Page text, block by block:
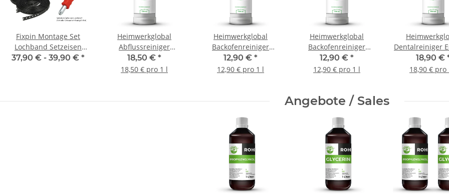
Fixpin Montage Set
Lochband Setzeisen
200 Fixpin 4 x18mm
37,90 € - 39,90 € *
Heimwerkglobal
Abflussreiniger
Rohrreiniger 1 Liter
18,50 € *
18,50 € pro 1 l
Heimwerkglobal
Backofenreiniger
Fettlöser für Grill
Gasgrill Ofen 1 L
12,90 € *
12,90 € pro 1 l
Heimwerkglobal
Backofenreiniger
Grillreiniger Fettlöser
für Grill Gasgrill Ofen 1
12,90 € *
12,90 € pro 1 l
Dentalreiniger
Belägen
für
18,90 €
18,90 € pro
Angebote / Sales